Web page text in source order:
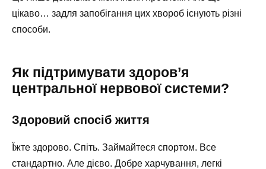
цікаво… задля запобігання цих хвороб існують різні
способи.
Як підтримувати здоров’я
центральної нервової системи?
Здоровий спосіб життя
Їжте здорово. Спіть. Займайтеся спортом. Все
стандартно. Але дієво. Добре харчування, легкі